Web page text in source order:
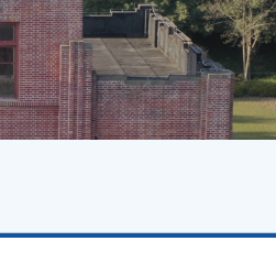
名家讲坛
立法沙龙
学科培育